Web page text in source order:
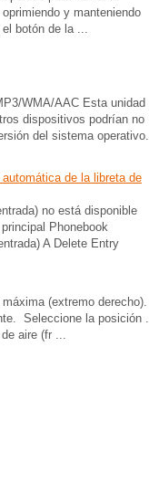
y manteniendo
el botón de la ...
WMA/AAC Esta unidad
dispositivos podrían no
del sistema operativo.
de la libreta de
no está disponible
Phonebook
A Delete Entry
(extremo derecho).
Seleccione la posición .
aire (fr ...